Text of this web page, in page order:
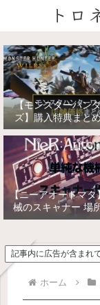
トロ
【モンスターハン
ズ】購入特典まと
典・店舗価格
【ニーアオートマタ
械のスキャナー 場
法/複雑な機械と精
記事内に広告が含まれ
ホーム